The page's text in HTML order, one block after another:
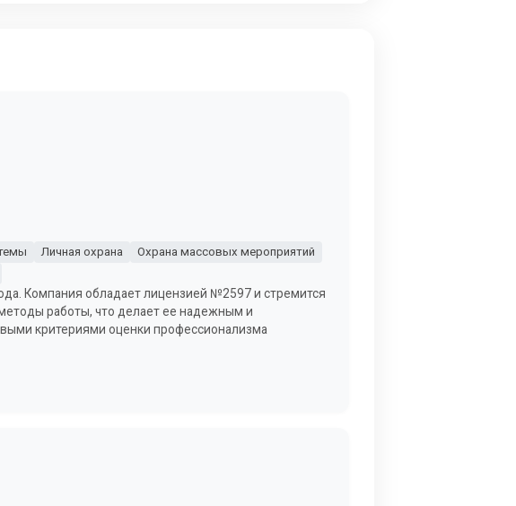
Личная охрана
Охрана массовых мероприятий
Компания обладает лицензией №2597 и стремится
работы, что делает ее надежным и
критериями оценки профессионализма